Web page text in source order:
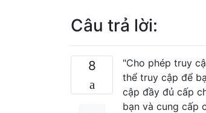
Câu trả lời:
8
"Cho phép truy
thể truy cập để
cập đầy đủ cấp
bạn và cung cấp